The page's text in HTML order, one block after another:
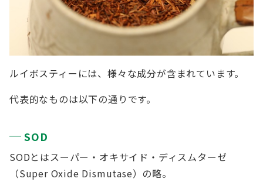
ルイボスティーには、様々な成分が含まれています。
代表的なものは以下の通りです。
SOD
SODとはスーパー・オキサイド・ディスムターゼ
（Super Oxide Dismutase）の略。